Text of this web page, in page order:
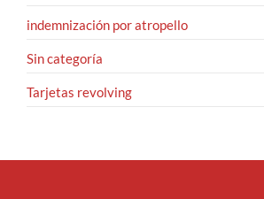
indemnización por atropello
Sin categoría
Tarjetas revolving